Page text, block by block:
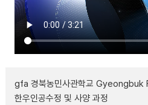
gfa 경북농민사관학교
한우인공수정 및 사양 과정